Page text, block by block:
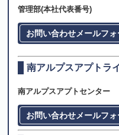
管理部(本社代表番号)
お問い合わせメールフ
南アルプスアプトラ
南アルプスアプトセンター
お問い合わせメールフォ